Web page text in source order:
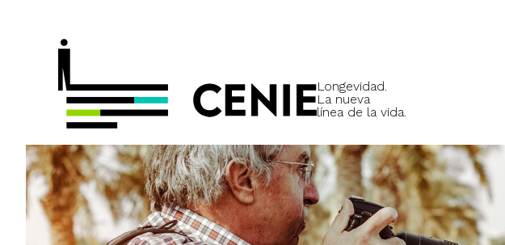
Longevidad.
La nueva
línea de la vida.